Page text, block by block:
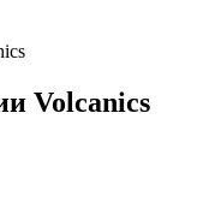
Volcanics